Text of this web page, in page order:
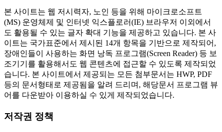
본 사이트는 웹 저시력자, 노인 등을 위해 마이크로소프트
(MS) 운영체제 및 인터넷 익스플로러(IE) 브라우저 이외에서
도 활용될 수 있는 글자 확대 기능을 제공하고 있습니다. 본 사
이트는 국가표준에서 제시된 14개 항목을 기반으로 제작되어,
장애인들이 사용하는 화면 낭독 프로그램(Screen Reader) 등 보
조기기를 활용해서도 웹 콘텐츠에 접근할 수 있도록 제작되었
습니다. 본 사이트에서 제공되는 모든 첨부문서는 HWP, PDF
등의 문서형태로 제공됨을 알려 드리며, 해당문서 프로그램 뷰
어를 다운받아 이용하실 수 있게 제작되었습니다.
저작권 정책